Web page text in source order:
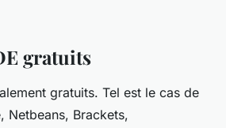
gratuits
gratuits. Tel est le cas de
Netbeans, Brackets,